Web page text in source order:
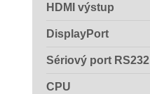
HDMI výstup
DisplayPort
Sériový port RS232
CPU